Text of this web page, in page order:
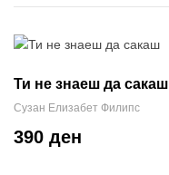
Ти не знаеш да сакаш
Сузан Елизабет Филипс
390 ден